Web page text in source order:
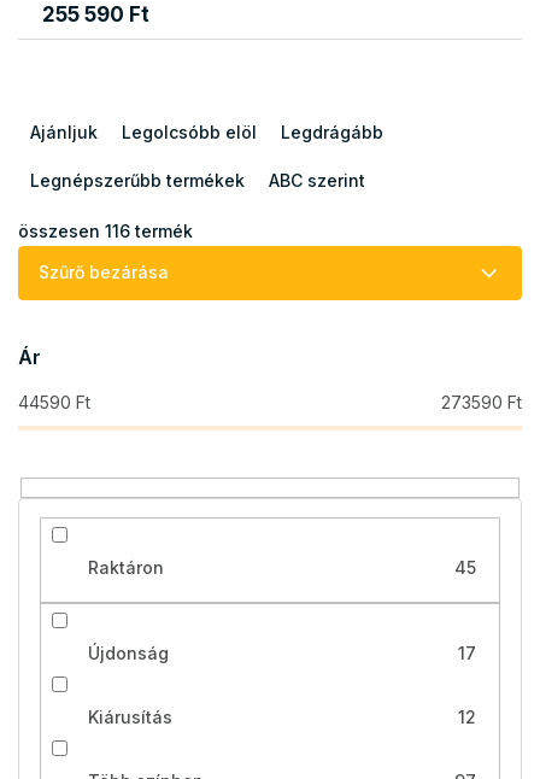
255 590 Ft
e
m
k
e
n
d
e
é
s
Ajánljuk Legolcsóbb elöl Legdrágább
Legnépszerűbb termékek ABC szerint
összesen 116termék
Szűrő bezárása
Ár
44590 Ft 273590 Ft
Raktáron 45
Újdonság 17
Kiárusítás 12